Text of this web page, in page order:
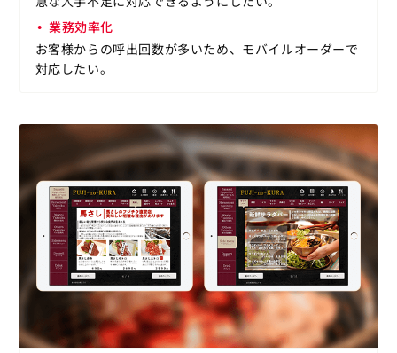
業務効率化
お客様からの呼出回数が多いため、モバイルオーダーで
対応したい。